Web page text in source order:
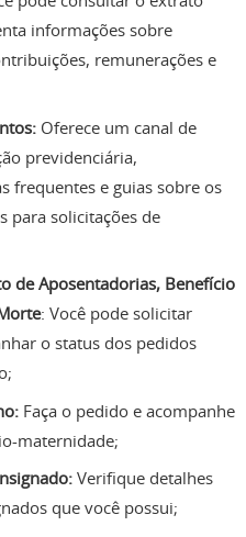
informações sobre
remunerações e
Oferece um canal de
previdenciária,
frequentes e guias sobre os
para solicitações de
de Aposentadorias, Benefício
: Você pode solicitar
o status dos pedidos
Faça o pedido e acompanhe
maternidade;
Verifique detalhes
que você possui;